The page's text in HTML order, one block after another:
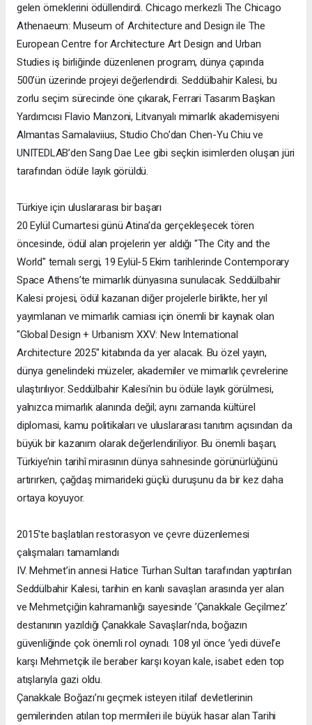
gelen örneklerini ödüllendirdi. Chicago merkezli The Chicago
Athenaeum: Museum of Architecture and Design ile The
European Centre for Architecture Art Design and Urban
Studies iş birliğinde düzenlenen program, dünya çapında
500’ün üzerinde projeyi değerlendirdi. Seddülbahir Kalesi, bu
zorlu seçim sürecinde öne çıkarak, Ferrari Tasarım Başkan
Yardımcısı Flavio Manzoni, Litvanyalı mimarlık akademisyeni
Almantas Samalaviius, Studio Cho’dan Chen-Yu Chiu ve
UNITEDLAB’den Sang Dae Lee gibi seçkin isimlerden oluşan jüri
tarafından ödüle layık görüldü.
Türkiye için uluslararası bir başarı
20 Eylül Cumartesi günü Atina’da gerçekleşecek tören
öncesinde, ödül alan projelerin yer aldığı "The City and the
World" temalı sergi, 19 Eylül-5 Ekim tarihlerinde Contemporary
Space Athens’te mimarlık dünyasına sunulacak. Seddülbahir
Kalesi projesi, ödül kazanan diğer projelerle birlikte, her yıl
yayımlanan ve mimarlık camiası için önemli bir kaynak olan
"Global Design + Urbanism XXV: New International
Architecture 2025" kitabında da yer alacak. Bu özel yayın,
dünya genelindeki müzeler, akademiler ve mimarlık çevrelerine
ulaştırılıyor. Seddülbahir Kalesi’nin bu ödüle layık görülmesi,
yalnızca mimarlık alanında değil; aynı zamanda kültürel
diplomasi, kamu politikaları ve uluslararası tanıtım açısından da
büyük bir kazanım olarak değerlendiriliyor. Bu önemli başarı,
Türkiye’nin tarihî mirasının dünya sahnesinde görünürlüğünü
artırırken, çağdaş mimarideki güçlü duruşunu da bir kez daha
ortaya koyuyor.
2015’te başlatılan restorasyon ve çevre düzenlemesi
çalışmaları tamamlandı
IV. Mehmet’in annesi Hatice Turhan Sultan tarafından yaptırılan
Seddülbahir Kalesi, tarihin en kanlı savaşları arasında yer alan
ve Mehmetçiğin kahramanlığı sayesinde ’Çanakkale Geçilmez’
destanının yazıldığı Çanakkale Savaşları’nda, boğazın
güvenliğinde çok önemli rol oynadı. 108 yıl önce ’yedi düvel’e
karşı Mehmetçik ile beraber karşı koyan kale, isabet eden top
atışlarıyla gazi oldu.
Çanakkale Boğazı’nı geçmek isteyen itilaf devletlerinin
gemilerinden atılan top mermileri ile büyük hasar alan Tarihi